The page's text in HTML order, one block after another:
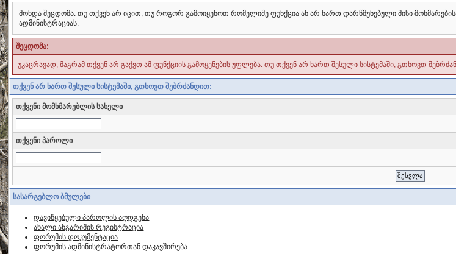
მოხდა შეცდომა. თუ თქვენ არ იცით, თუ როგორ გამოიყენოთ რომელიმე ფუნქცია ან არ ხართ დარწმუნებული მისი
ადმინისტრაციას.
შეცდომა:
უკაცრავად, მაგრამ თქვენ არ გაქვთ ამ ფუნქციის გამოყენების უფლება. თუ თქვენ არ ხართ შესული სისტემაში, გთხოვთ
თქვენ არ ხართ შესული სისტემაში, გთხოვთ შებრძანდით:
თქვენი მომხმარებლის სახელი
თქვენი პაროლი
სასარგებლო ბმულები
დავიწყებული პაროლის აღდგენა
ახალი ანგარიშის რეგისტრაცია
ფორუმის დოკუმენტაცია
ფორუმის ადმინისტრატორთან დაკავშირება